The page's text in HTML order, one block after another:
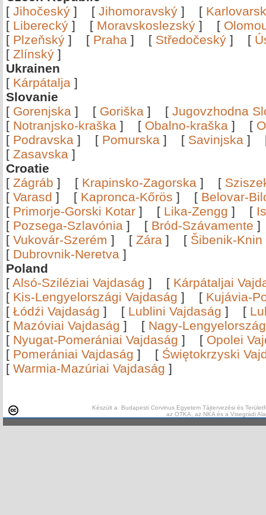
[ Jihočeský ] [ Jihomoravský ] [
[ Liberecký ] [ Moravskoslezský ] [
[ Plzeňský ] [ Praha ] [ Středočeský ] [
[ Zlínský ]
Ukrainen
[ Kárpátalja ]
Slovanie
[ Gorenjska ] [ Goriška ] [ Jugovzhodna
[ Notranjsko-kraška ] [ Obalno-kraška ] [
[ Podravska ] [ Pomurska ] [ Savinjska ]
[ Zasavska ]
Croatie
[ Zágráb ] [ Krapinsko-Zagorska ] [
[ Varasd ] [ Kapronca-Kőrös ] [ Belovar-
[ Primorje-Gorski Kotar ] [ Lika-Zengg ] [
[ Pozsega-Szlavónia ] [ Bród-Szávamente
[ Vukovár-Szerém ] [ Zára ] [ Šibenik-Knin
[ Dubrovnik-Neretva ]
Poland
[ Alsó-Sziléziai Vajdaság ] [ Kárpátaljai
[ Kis-Lengyelországi Vajdaság ] [ Kujávia-
[ Łódźi Vajdaság ] [ Lublini Vajdaság ] [
[ Mazóviai Vajdaság ] [ Nagy-
[ Nyugat-Pomerániai Vajdaság ] [ Opolei
[ Pomerániai Vajdaság ] [ Świętokrzyski
[ Warmia-Mazúriai Vajdaság ]
Készült a Budapesti Corvinus Egyetem Tájtervezési és
az OTKA, az NKA és a Visegrádi